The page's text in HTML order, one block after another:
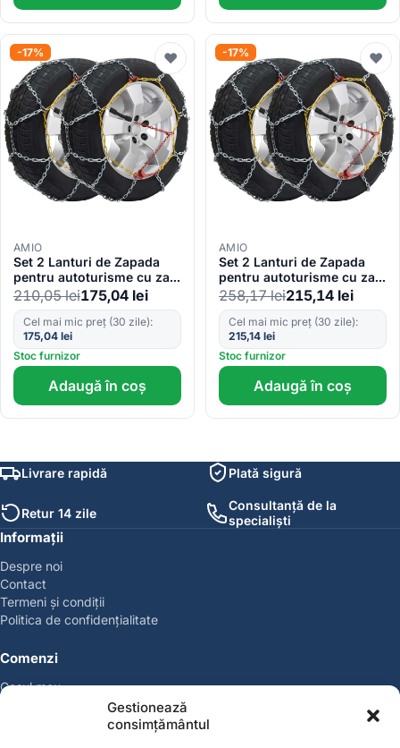
Gestionează
consimțământul
-17% ♥
AMIO
Set 2 Lanturi de Zapada
pentru autoturisme cu zale
de 12mm, KN-50
210,05lei175,04 lei
Cel mai mic preț (30 zile):
175,04 lei
Stoc furnizor
Adaugă în coș
-17% ♥
AMIO
Set 2 Lanturi de Zapada
pentru autoturisme cu zale
de 12mm, KN-120
258,17lei215,14 lei
Cel mai mic preț (30 zile):
215,14 lei
Stoc furnizor
Adaugă în coș
Livrare rapidă Plată sigură
Retur 14 zile
Consultanță de la
specialiști
Informații
Despre noi
Contact
Termeni și condiții
Politica de confidențialitate
Comenzi
Coșul meu